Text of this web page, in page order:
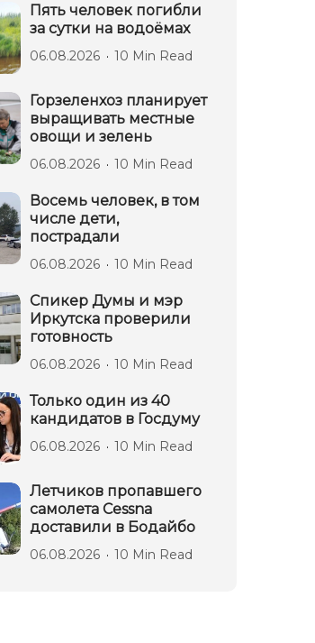
Пять человек погибли
за сутки на водоёмах
06.08.2026 10 Min Read
Горзеленхоз планирует
выращивать местные
овощи и зелень
06.08.2026 10 Min Read
Восемь человек, в том
числе дети,
пострадали
06.08.2026 10 Min Read
Спикер Думы и мэр
Иркутска проверили
готовность
06.08.2026 10 Min Read
Только один из 40
кандидатов в Госдуму
06.08.2026 10 Min Read
Летчиков пропавшего
самолета Cessna
доставили в Бодайбо
06.08.2026 10 Min Read